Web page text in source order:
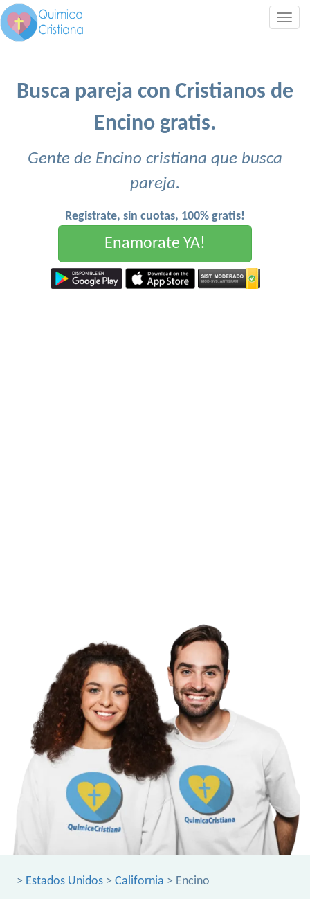
Busca pareja con Cristianos de
Encino gratis.
Gente de Encino cristiana que busca
pareja.
Registrate, sin cuotas, 100% gratis!
Enamorate YA!
> Estados Unidos > California > Encino